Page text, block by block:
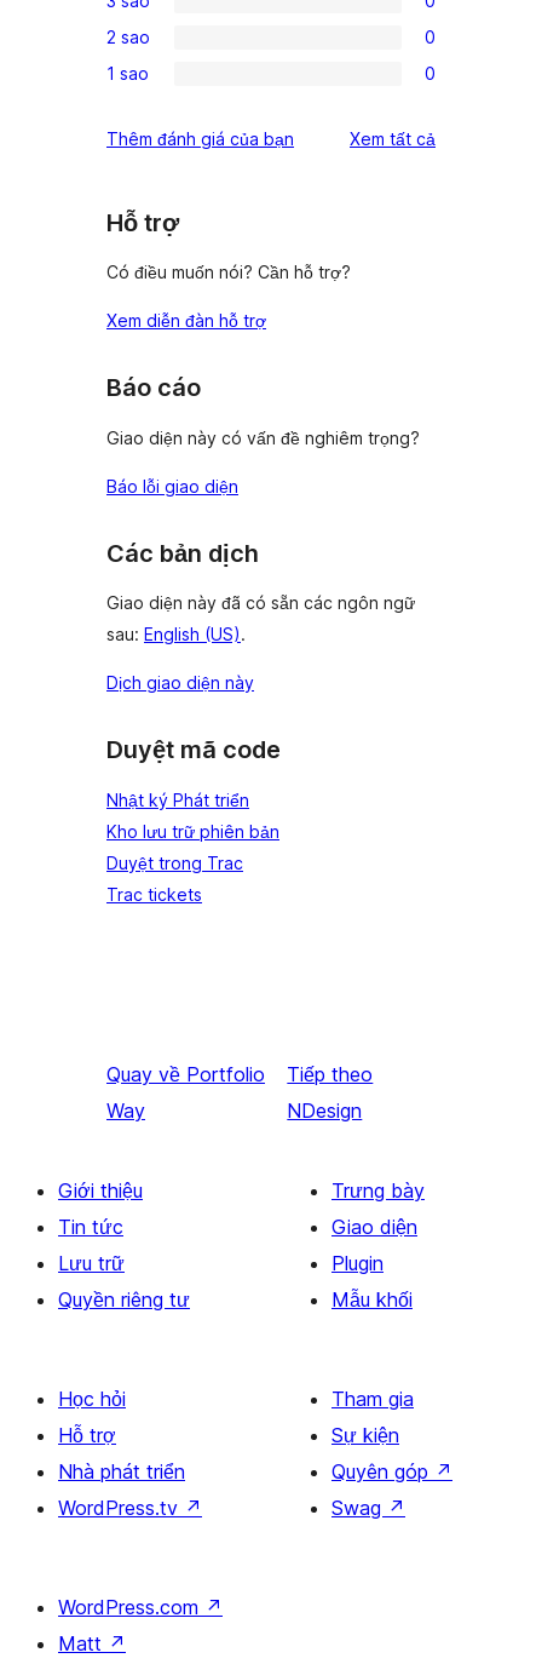
star
reviews
4-
star
reviews
0
3-
star
0
2-
reviews
2 sao 0
0
star
1 sao 0
Thêm đánh giá của bạn Xem tất cả
Hỗ trợ
Có điều muốn nói? Cần hỗ trợ?
Xem diễn đàn hỗ trợ
Báo cáo
Giao diện này có vấn đề nghiêm trọng?
Báo lỗi giao diện
Các bản dịch
Giao diện này đã có sẵn các ngôn ngữ
sau: English (US).
Dịch giao diện này
Duyệt mã code
Nhật ký Phát triển
Kho lưu trữ phiên bản
Duyệt trong Trac
Trac tickets
Quay về Portfolio
Way
Tiếp theo
NDesign
Giới thiệu
Tin tức
Lưu trữ
Quyền riêng tư
Trưng bày
Giao diện
Plugin
Mẫu khối
Học hỏi
Hỗ trợ
Nhà phát triển
WordPress.tv ↗
Tham gia
Sự kiện
Quyên góp ↗
Swag ↗
WordPress.com ↗
Matt ↗